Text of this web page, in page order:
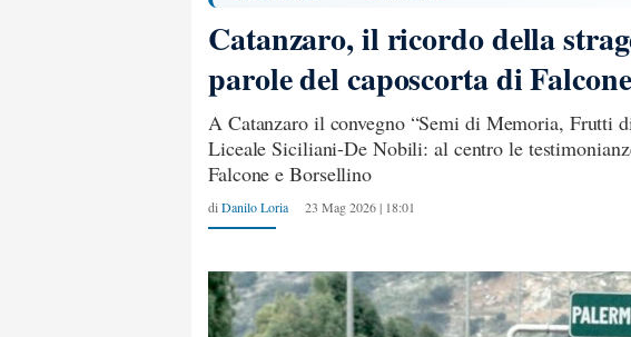
Catanzaro, il ricordo della
parole del caposcorta di Falcone
A Catanzaro il convegno “Semi di Memoria, Frutti
Liceale Siciliani-De Nobili: al centro le
Falcone e Borsellino
di Danilo Loria 23 Mag 2026 | 18:01